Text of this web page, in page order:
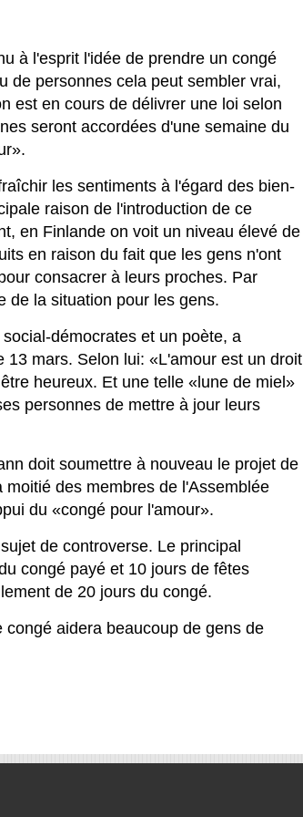
à l'esprit l'idée de prendre un congé
de personnes cela peut sembler vrai,
est en cours de délivrer une loi selon
seront accordées d'une semaine du
les sentiments à l'égard des bien-
raison de l'introduction de ce
en Finlande on voit un niveau élevé de
en raison du fait que les gens n'ont
consacrer à leurs proches. Par
de la situation pour les gens.
démocrates et un poète, a
mars. Selon lui: «L'amour est un droit
heureux. Et une telle «lune de miel»
personnes de mettre à jour leurs
doit soumettre à nouveau le projet de
des membres de l'Assemblée
du «congé pour l'amour».
de controverse. Le principal
congé payé et 10 jours de fêtes
de 20 jours du congé.
aidera beaucoup de gens de